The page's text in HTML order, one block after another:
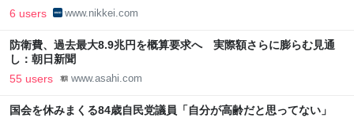
6 users www.nikkei.com
防衛費、過去最大8.9兆円を概算要求へ 実際額さらに膨らむ見通
し：朝日新聞
55 users www.asahi.com
国会を休みまくる84歳自民党議員「自分が高齢だと思ってない」